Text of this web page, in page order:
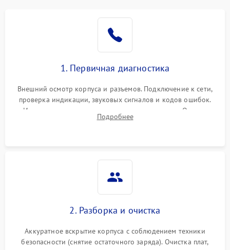
1. Первичная диагностика
Внешний осмотр корпуса и разъемов. Подключение к сети,
проверка индикации, звуковых сигналов и кодов ошибок.
Измерение входного и выходного напряжения. Оценка
реакции ИБП на отключение основного питания без
Подробнее
2. Разборка и очистка
Аккуратное вскрытие корпуса с соблюдением техники
безопасности (снятие остаточного заряда). Очистка плат,